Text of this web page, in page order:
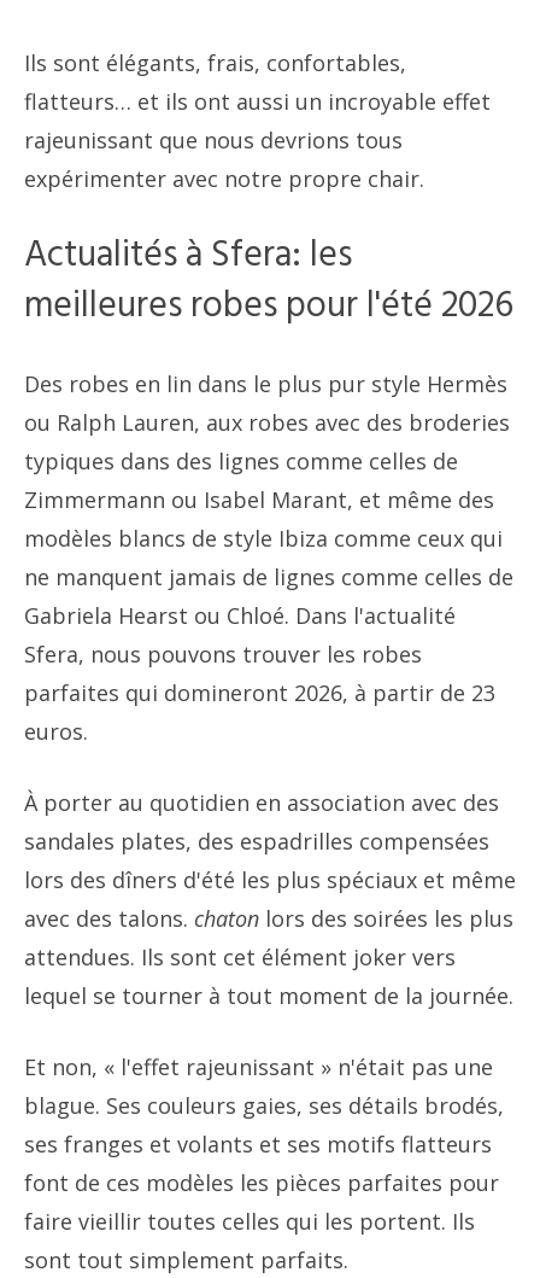
Ils sont élégants, frais, confortables,
flatteurs… et ils ont aussi un incroyable effet
rajeunissant que nous devrions tous
expérimenter avec notre propre chair.
Actualités à Sfera: les
meilleures robes pour l'été 2026
Des robes en lin dans le plus pur style Hermès
ou Ralph Lauren, aux robes avec des broderies
typiques dans des lignes comme celles de
Zimmermann ou Isabel Marant, et même des
modèles blancs de style Ibiza comme ceux qui
ne manquent jamais de lignes comme celles de
Gabriela Hearst ou Chloé. Dans l'actualité
Sfera, nous pouvons trouver les robes
parfaites qui domineront 2026, à partir de 23
euros.
À porter au quotidien en association avec des
sandales plates, des espadrilles compensées
lors des dîners d'été les plus spéciaux et même
avec des talons. chaton lors des soirées les plus
attendues. Ils sont cet élément joker vers
lequel se tourner à tout moment de la journée.
Et non, « l'effet rajeunissant » n'était pas une
blague. Ses couleurs gaies, ses détails brodés,
ses franges et volants et ses motifs flatteurs
font de ces modèles les pièces parfaites pour
faire vieillir toutes celles qui les portent. Ils
sont tout simplement parfaits.